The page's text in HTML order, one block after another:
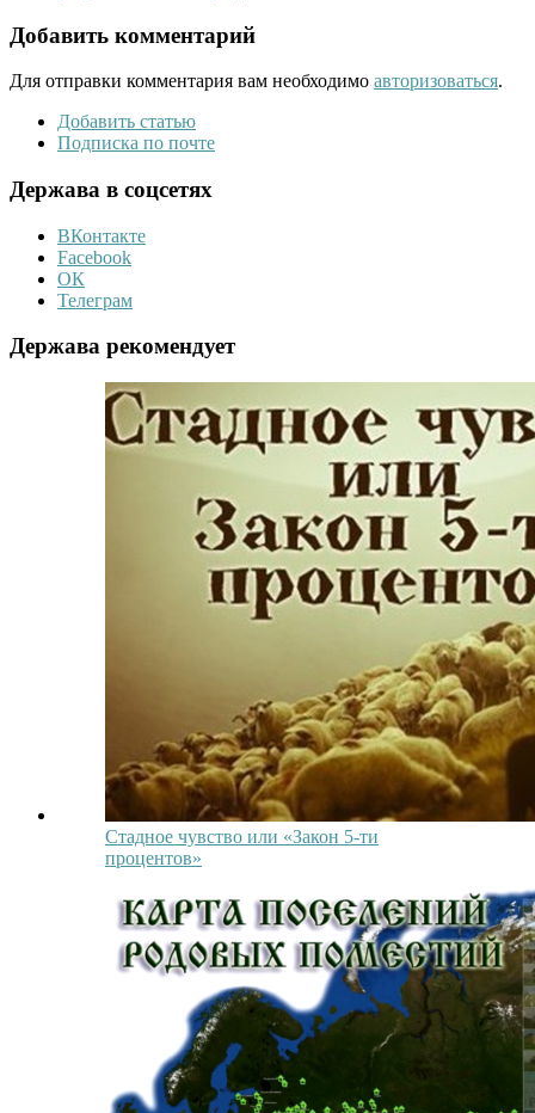
Добавить комментарий
Для отправки комментария вам необходимо авторизоваться.
Добавить статью
Подписка по почте
Держава в соцсетях
ВКонтакте
Facebook
ОК
Телеграм
Держава рекомендует
Стадное чувство или «Закон 5-ти
процентов»